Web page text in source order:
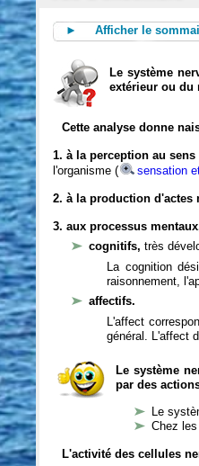
► Afficher le
Le système
extérieur ou du
Cette analyse donne
1. à la perception au sens
l'organisme (
sensation
2. à la production d'actes
3. aux processus
cognitifs,très
La cognition
raisonnement,
affectifs.
L'affect
général. L'affect
Le système
par des
Le
Chez
L'activité des cellules